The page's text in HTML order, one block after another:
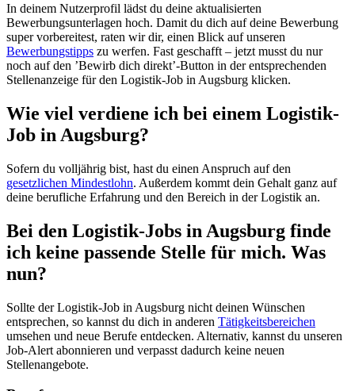
In deinem Nutzerprofil lädst du deine aktualisierten
Bewerbungsunterlagen hoch. Damit du dich auf deine Bewerbung
super vorbereitest, raten wir dir, einen Blick auf unseren
Bewerbungstipps zu werfen. Fast geschafft – jetzt musst du nur
noch auf den ’Bewirb dich direkt’-Button in der entsprechenden
Stellenanzeige für den Logistik-Job in Augsburg klicken.
Wie viel verdiene ich bei einem Logistik-
Job in Augsburg?
Sofern du volljährig bist, hast du einen Anspruch auf den
gesetzlichen Mindestlohn. Außerdem kommt dein Gehalt ganz auf
deine berufliche Erfahrung und den Bereich in der Logistik an.
Bei den Logistik-Jobs in Augsburg finde
ich keine passende Stelle für mich. Was
nun?
Sollte der Logistik-Job in Augsburg nicht deinen Wünschen
entsprechen, so kannst du dich in anderen Tätigkeitsbereichen
umsehen und neue Berufe entdecken. Alternativ, kannst du unseren
Job-Alert abonnieren und verpasst dadurch keine neuen
Stellenangebote.